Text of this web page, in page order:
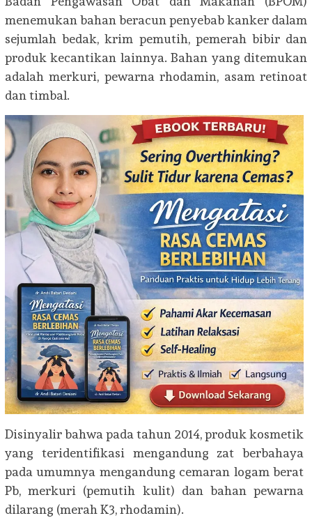
menemukan bahan beracun penyebab kanker dalam
sejumlah bedak, krim pemutih, pemerah bibir dan
produk kecantikan lainnya. Bahan yang ditemukan
adalah merkuri, pewarna rhodamin, asam retinoat
dan timbal.
Disinyalir bahwa pada tahun 2014, produk kosmetik
yang teridentifikasi mengandung zat berbahaya
pada umumnya mengandung cemaran logam berat
Pb, merkuri (pemutih kulit) dan bahan pewarna
dilarang (merah K3, rhodamin).